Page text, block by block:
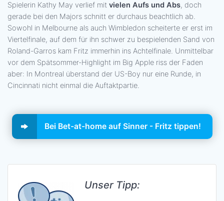
Spielerin Kathy May verlief mit vielen Aufs und Abs, doch
gerade bei den Majors schnitt er durchaus beachtlich ab.
Sowohl in Melbourne als auch Wimbledon scheiterte er erst im
Viertelfinale, auf dem für ihn schwer zu bespielenden Sand von
Roland-Garros kam Fritz immerhin ins Achtelfinale. Unmittelbar
vor dem Spätsommer-Highlight im Big Apple riss der Faden
aber: In Montreal überstand der US-Boy nur eine Runde, in
Cincinnati nicht einmal die Auftaktpartie.
Bei Bet-at-home auf Sinner - Fritz tippen!
Unser Tipp: